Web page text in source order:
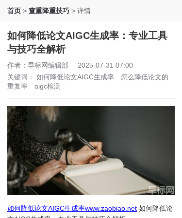
首页 > 查重降重技巧 > 详情
如何降低论文AIGC生成率：专业工具
与技巧全解析
作者：早标网编辑部
2025-07-31 07:00
关键词： 如何降低论文AIGC生成率
怎么降低论文的
重复率
aigc检测
如何降低论文AIGC生成率www.zaobiao.net 如何降低论